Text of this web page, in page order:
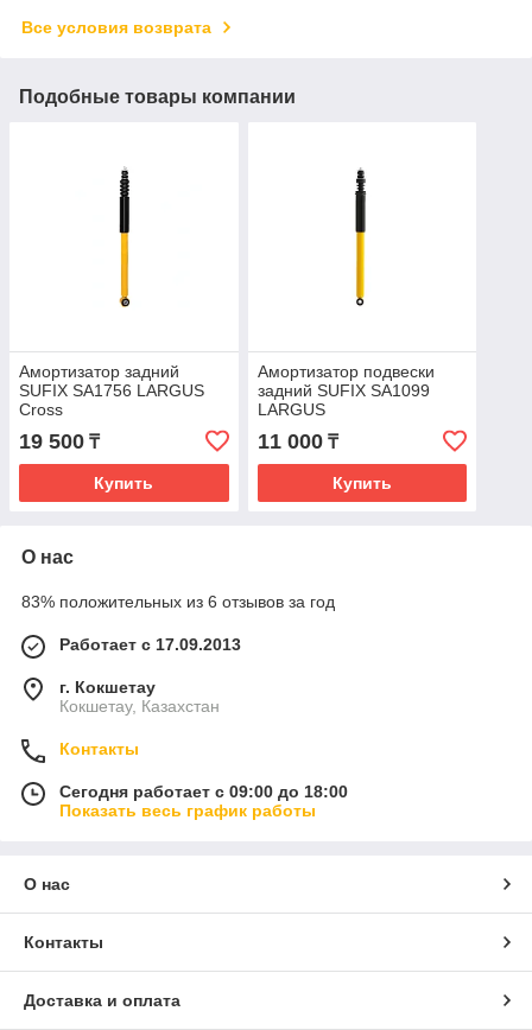
Все условия возврата
Подобные товары компании
Амортизатор задний
SUFIX SA1756 LARGUS
Cross
19 500 ₸
Купить
Амортизатор подвески
задний SUFIX SA1099
LARGUS
11 000₸
Купить
О нас
83% положительных из 6 отзывов за год
Работает с 17.09.2013
г. Кокшетау
Кокшетау, Казахстан
Контакты
Сегодня работает с 09:00 до 18:00
Показать весь график работы
О нас
Контакты
Доставка и оплата